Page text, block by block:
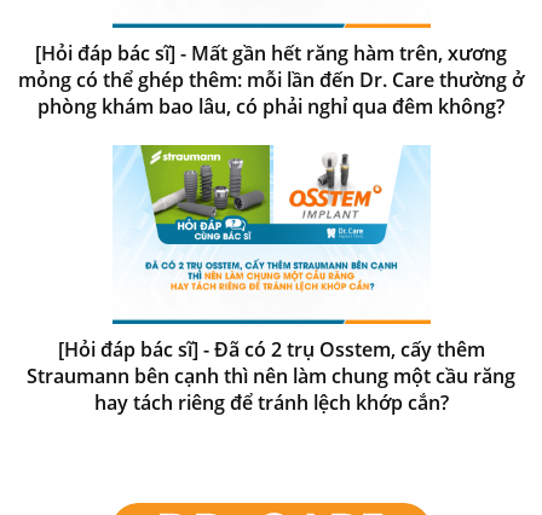
[Hỏi đáp bác sĩ] - Mất gần hết răng hàm trên, xương
mỏng có thể ghép thêm: mỗi lần đến Dr. Care thường ở
phòng khám bao lâu, có phải nghỉ qua đêm không?
[Hỏi đáp bác sĩ] - Đã có 2 trụ Osstem, cấy thêm
Straumann bên cạnh thì nên làm chung một cầu răng
hay tách riêng để tránh lệch khớp cắn?